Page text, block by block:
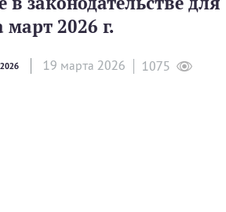
2026 г.
19 мартa 2026 1075